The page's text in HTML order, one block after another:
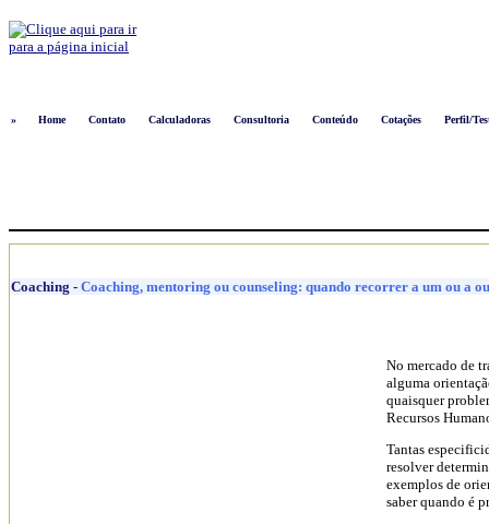
»
Home Contato Calculadoras Consultoria Conteúdo Cotações Perfil/
Coaching - Coaching, mentoring ou counseling: quando recorrer a um ou a
No mercado de
alguma
quaisquer
Recursos
Tantas
resolver
exemplos de
saber quando é